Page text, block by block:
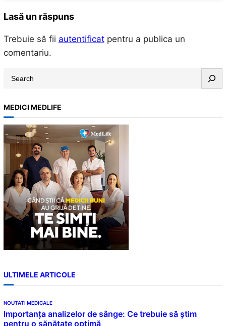
Lasă un răspuns
Trebuie să fii autentificatpentru a publica un
comentariu.
a
r
c
h
MEDICI MEDLIFE
ULTIMELE ARTICOLE
NOUTATI MEDICALE
Importanța analizelor de sânge: Ce trebuie să știm
pentru o sănătate optimă